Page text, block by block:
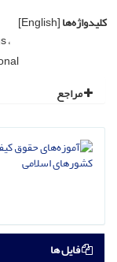
کلیدواژه‌ها[English]
مراجع
فایل ها